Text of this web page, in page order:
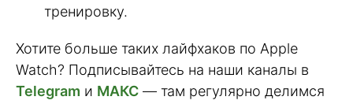
тренировку.
Хотите больше таких лайфхаков по Apple
Watch? Подписывайтесь на наши каналы в
Telegram и МАКС — там регулярно делимся